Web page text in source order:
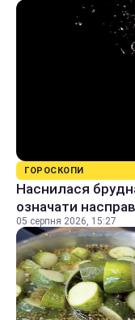
ГОРОСКОПИ
Наснилася
означати
05 серпня 2026, 15:27